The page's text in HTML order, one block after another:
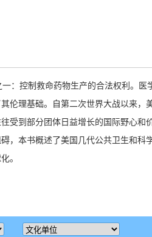
：控制救命药物生产的合法权利。医
伦理基础。自第二次世界大战以来，
受到部分团体日益增长的国际野心和
，本书概述了美国几代公共卫生和科
。